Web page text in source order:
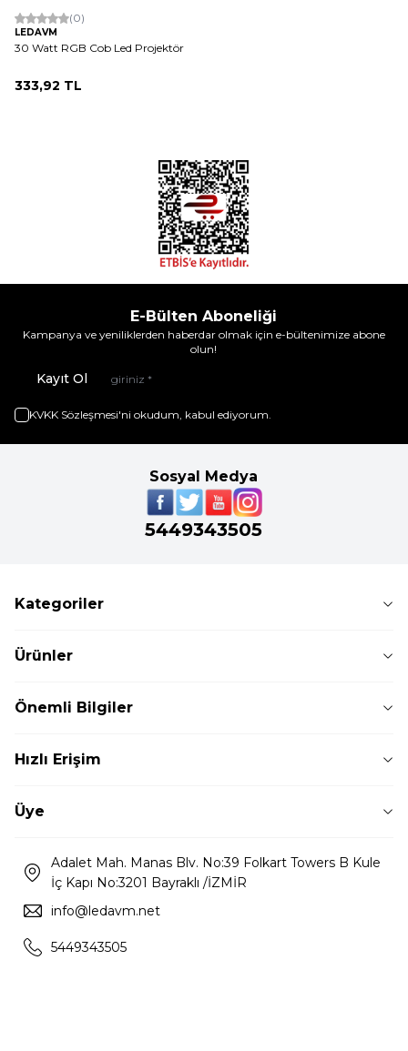
(0)
LEDAVM
30 Watt RGB Cob Led Projektör
333,92 TL
E-Bülten Aboneliği
Kampanya ve yeniliklerden haberdar olmak için e-bültenimize abone
olun!
Kayıt Ol
KVKK Sözleşmesi'ni okudum, kabul ediyorum.
Sosyal Medya
5449343505
Kategoriler
Ürünler
Önemli Bilgiler
Hızlı Erişim
Üye
Adalet Mah. Manas Blv. No:39 Folkart Towers B Kule
İç Kapı No:3201 Bayraklı /İZMİR
info@ledavm.net
5449343505